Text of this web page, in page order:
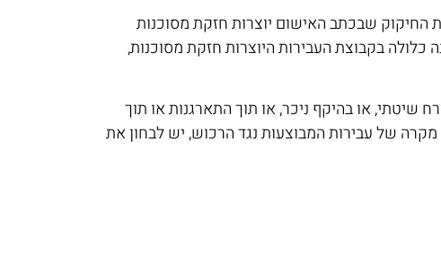
החיקוק שבכתב האישום יוצרות חזקת מסוכנות
בקבוצת העבירות היוצרות חזקת מסוכנות,
שיטתי, או בהיקף ניכר, או תוך התארגנות או תוך
של עבירות המבוצעות נגד הרכוש, יש לבחון את